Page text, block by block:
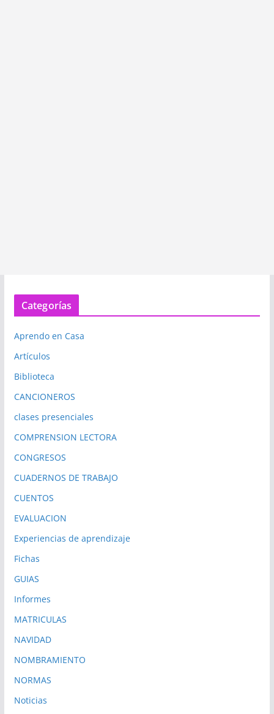
Categorías
Aprendo en Casa
Artículos
Biblioteca
CANCIONEROS
clases presenciales
COMPRENSION LECTORA
CONGRESOS
CUADERNOS DE TRABAJO
CUENTOS
EVALUACION
Experiencias de aprendizaje
Fichas
GUIAS
Informes
MATRICULAS
NAVIDAD
NOMBRAMIENTO
NORMAS
Noticias